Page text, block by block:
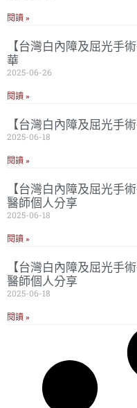
閱讀 »
【台灣白內障及屈光手
華
2025-06-26
閱讀 »
【台灣白內障及屈光手
2025-06-18
閱讀 »
【台灣白內障及屈光手
醫師個人分享
2025-06-18
閱讀 »
【台灣白內障及屈光手
醫師個人分享
2025-06-18
閱讀 »